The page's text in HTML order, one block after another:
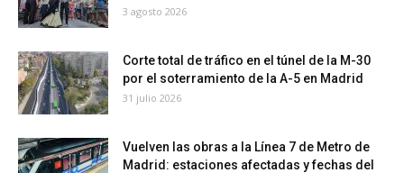
3 agosto 2026
Corte total de tráfico en el túnel de la M-30
por el soterramiento de la A-5 en Madrid
31 julio 2026
Vuelven las obras a la Línea 7 de Metro de
Madrid: estaciones afectadas y fechas del